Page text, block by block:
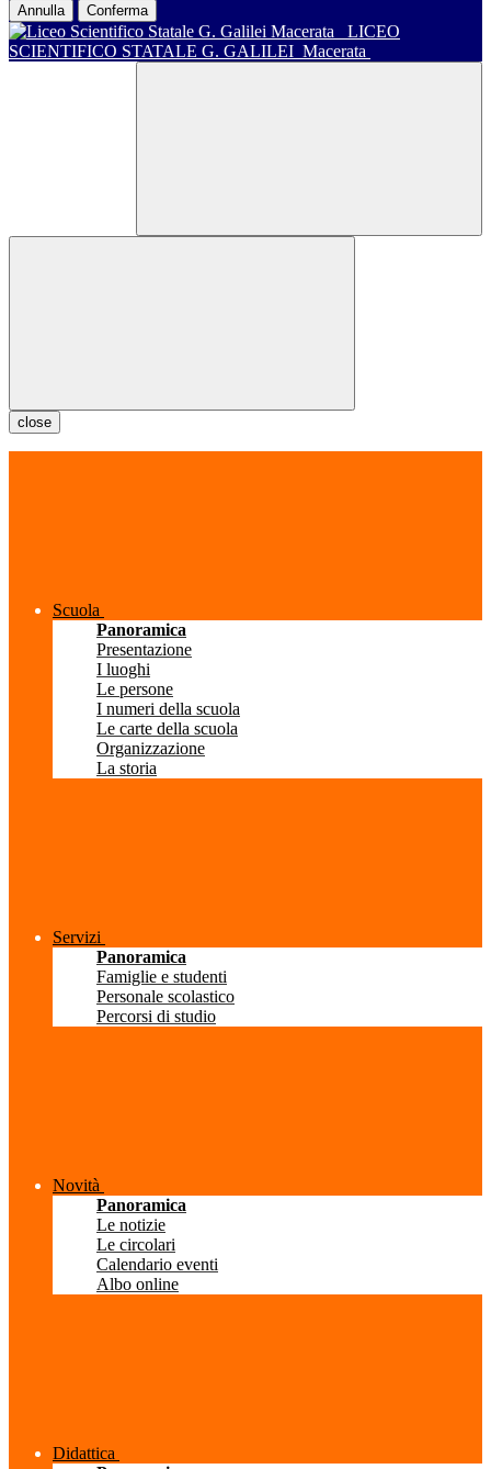
Annulla Conferma
LICEO
SCIENTIFICO STATALE G. GALILEI Macerata
close
Scuola
Panoramica
Presentazione
I luoghi
Le persone
I numeri della scuola
Le carte della scuola
Organizzazione
La storia
Servizi
Panoramica
Famiglie e studenti
Personale scolastico
Percorsi di studio
Novità
Panoramica
Le notizie
Le circolari
Calendario eventi
Albo online
Didattica